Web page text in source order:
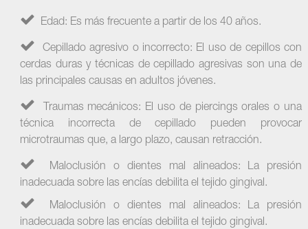
Edad: Es más frecuente a partir de los 40 años.
Cepillado agresivo o incorrecto: El uso de cepillos con
cerdas duras y técnicas de cepillado agresivas son una de
las principales causas en adultos jóvenes.
Traumas mecánicos: El uso de piercings orales o una
técnica incorrecta de cepillado pueden provocar
microtraumas que, a largo plazo, causan retracción.
Maloclusión o dientes mal alineados: La presión
inadecuada sobre las encías debilita el tejido gingival.
Maloclusión o dientes mal alineados: La presión
inadecuada sobre las encías debilita el tejido gingival.